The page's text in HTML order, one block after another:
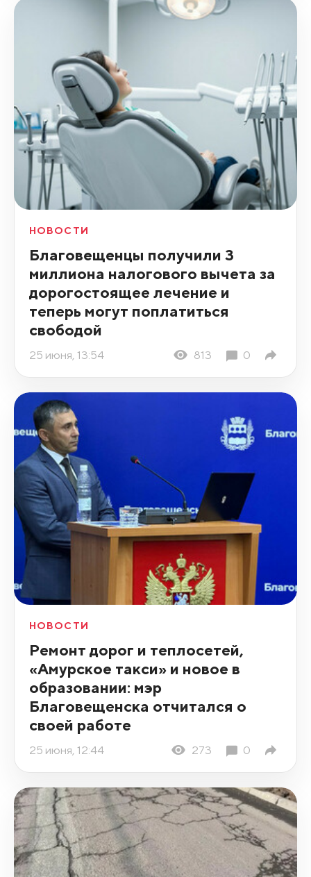
НОВОСТИ
Благовещенцы получили 3
миллиона налогового вычета за
дорогостоящее лечение и
теперь могут поплатиться
свободой
25 июня, 13:54 813 0
НОВОСТИ
Ремонт дорог и теплосетей,
«Амурское такси» и новое в
образовании: мэр
Благовещенска отчитался о
своей работе
25 июня, 12:44 273 0